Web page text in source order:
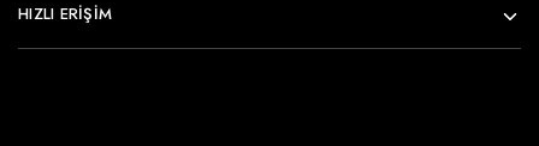
HIZLI ERİŞİM